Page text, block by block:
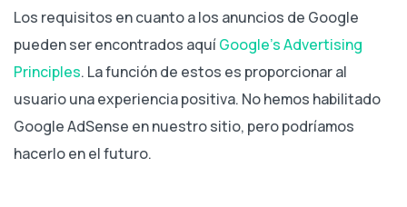
Los requisitos en cuanto a los anuncios de Google
pueden ser encontrados aquíGoogle’s Advertising
Principles. La función de estos es proporcionar al
usuario una experiencia positiva. No hemos habilitado
Google AdSense en nuestro sitio, pero podríamos
hacerlo en el futuro.